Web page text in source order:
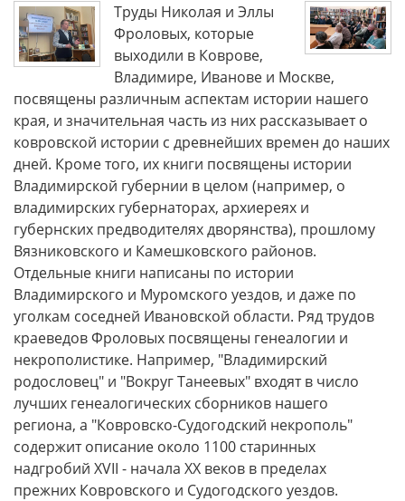
Труды Николая и Эллы
Фроловых, которые
выходили в Коврове,
Владимире, Иванове и Москве,
посвящены различным аспектам истории нашего
края, и значительная часть из них рассказывает о
ковровской истории с древнейших времен до наших
дней. Кроме того, их книги посвящены истории
Владимирской губернии в целом (например, о
владимирских губернаторах, архиереях и
губернских предводителях дворянства), прошлому
Вязниковского и Камешковского районов.
Отдельные книги написаны по истории
Владимирского и Муромского уездов, и даже по
уголкам соседней Ивановской области. Ряд трудов
краеведов Фроловых посвящены генеалогии и
некрополистике. Например, "Владимирский
родословец" и "Вокруг Танеевых" входят в число
лучших генеалогических сборников нашего
региона, а "Ковровско-Судогодский некрополь"
содержит описание около 1100 старинных
надгробий XVII - начала XX веков в пределах
прежних Ковровского и Судогодского уездов.